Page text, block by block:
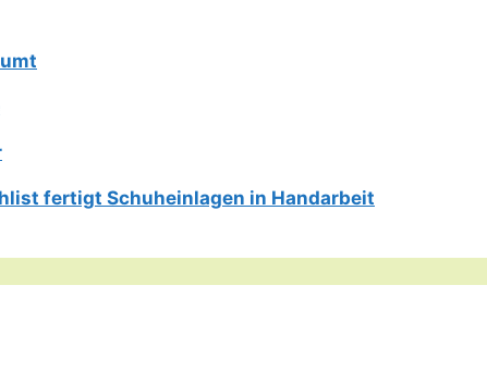
fertigt Schuheinlagen in Handarbeit